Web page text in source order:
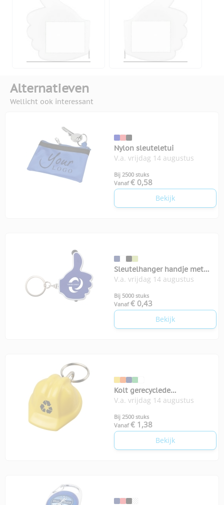
Alternatieven
Wellicht ook interessant
Nylon sleuteletui
V.a. vrijdag 14 augustus
Bij 2500 stuks
Vanaf € 0,58
Bekijk
Sleutelhanger handje met
stylus en lampje
V.a. vrijdag 14 augustus
Bij 5000 stuks
Vanaf € 0,43
Bekijk
Kolt gerecyclede
sleutelhanger helm
V.a. vrijdag 14 augustus
Bij 2500 stuks
Vanaf € 1,38
Bekijk